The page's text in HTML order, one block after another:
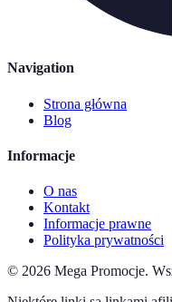
Navigation
Strona główna
Blog
Informacje
O nas
Kontakt
Informacje prawne
Polityka prywatności
© 2026 Mega Promocje.